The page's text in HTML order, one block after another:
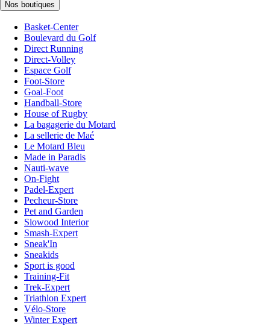
Nos boutiques
Basket-Center
Boulevard du Golf
Direct Running
Direct-Volley
Espace Golf
Foot-Store
Goal-Foot
Handball-Store
House of Rugby
La bagagerie du Motard
La sellerie de Maé
Le Motard Bleu
Made in Paradis
Nauti-wave
On-Fight
Padel-Expert
Pecheur-Store
Pet and Garden
Slowood Interior
Smash-Expert
Sneak'In
Sneakids
Sport is good
Training-Fit
Trek-Expert
Triathlon Expert
Vélo-Store
Winter Expert